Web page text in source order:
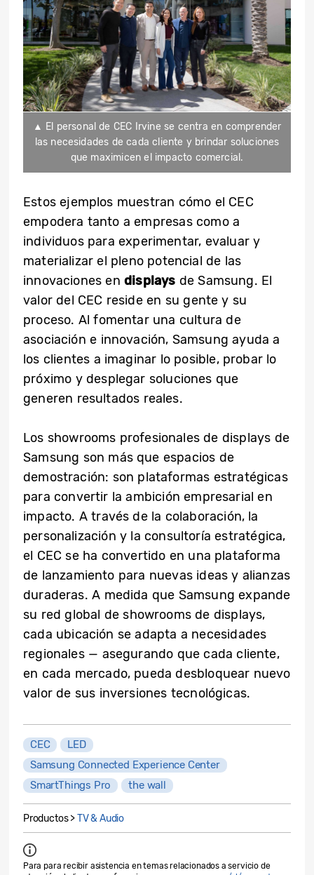
▲ El personal de CEC Irvine se centra en comprender
las necesidades de cada cliente y brindar soluciones
que maximicen el impacto comercial.
Estos ejemplos muestran cómo el CEC
empodera tanto a empresas como a
individuos para experimentar, evaluar y
materializar el pleno potencial de las
innovaciones endisplays de Samsung. El
valor del CEC reside en su gente y su
proceso. Al fomentar una cultura de
asociación e innovación, Samsung ayuda a
los clientes a imaginar lo posible, probar lo
próximo y desplegar soluciones que
generen resultados reales.
Los showrooms profesionales de displays de
Samsung son más que espacios de
demostración: son plataformas estratégicas
para convertir la ambición empresarial en
impacto. A través de la colaboración, la
personalización y la consultoría estratégica,
el CEC se ha convertido en una plataforma
de lanzamiento para nuevas ideas y alianzas
duraderas. A medida que Samsung expande
su red global de showrooms de displays,
cada ubicación se adapta a necesidades
regionales — asegurando que cada cliente,
en cada mercado, pueda desbloquear nuevo
valor de sus inversiones tecnológicas.
CEC
LED
Samsung Connected Experience Center
SmartThings Pro
the wall
Productos >TV & Audio
Para para recibir asistencia en temas relacionados a servicio de